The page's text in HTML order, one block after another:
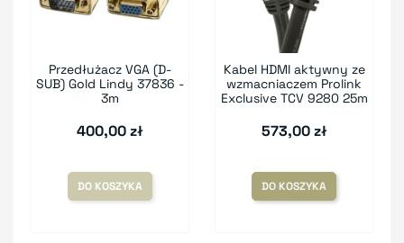
Przedłużacz VGA (D-
SUB) Gold Lindy 37836 -
3m
400,00 zł
DO KOSZYKA
Kabel HDMI aktywny ze
wzmacniaczem Prolink
Exclusive TCV 9280 25m
573,00 zł
DO KOSZYKA